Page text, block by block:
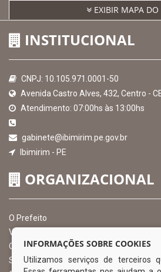
EXIBIR MAPA DO
INSTITUCIONAL
CNPJ: 10.105.971.0001-50
Avenida Castro Alves, 432, Centro -
Atendimento: 07:00hs às 13:00hs
gabinete@ibimirim.pe.gov.br
Ibimirim - PE
ORGANIZACIONAL
O Prefeito
Vice Prefeito
Ouvidoria Municipal
Serviço de Informação ao Cidadão – SIC
INFORMAÇÕES SOBRE COOKIES
Utilizamos serviços de terceiros